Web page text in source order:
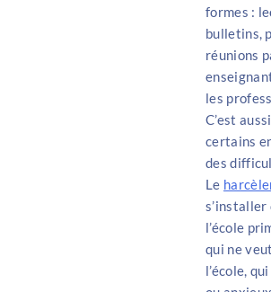
formes :
bulletins,
réunions
les
C’est
certains
des
Le
l’école
qui ne
l’école,